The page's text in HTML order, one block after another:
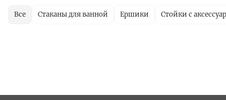
Все Стаканы для ванной Ершики Стойки с